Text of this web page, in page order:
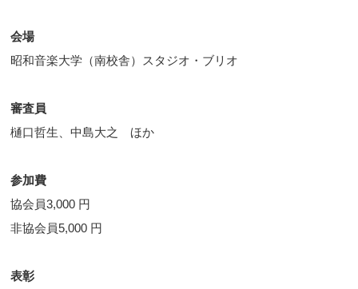
会場
昭和音楽大学（南校舎）スタジオ・ブリオ
審査員
樋口哲生、中島大之 ほか
参加費
協会員3,000 円
非協会員5,000 円
表彰